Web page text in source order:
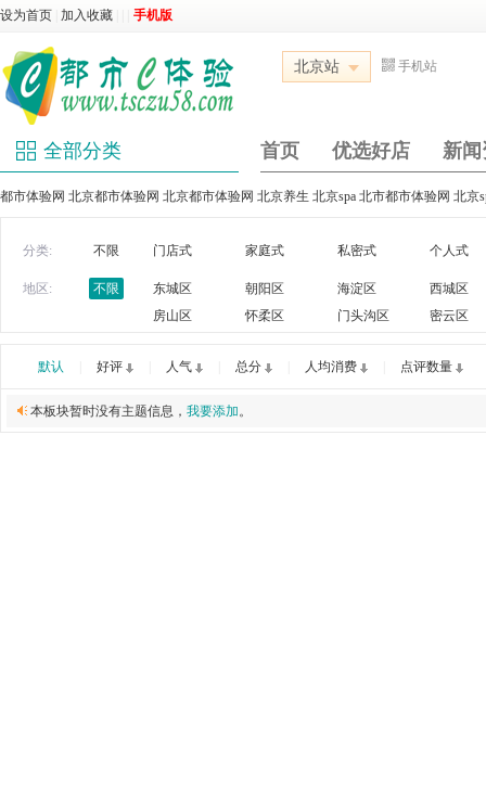
设为首页 加入收藏 手机版
北京站 手机站
全部分类 首页 优选好店 新闻
都市体验网 北京都市体验网 北京都市体验网 北京养生 北京spa 北市都市体验网 北京
分类: 不限 门店式 家庭式 私密式 个人式
地区: 不限 东城区 朝阳区 海淀区
西城区
房山区
怀柔区 门头沟区 密云区
默认 好评 人气 总分 人均消费 点评数量
本板块暂时没有主题信息， 我要添加。